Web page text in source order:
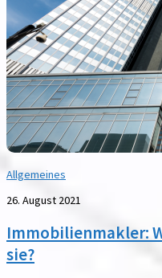
Allgemeines
26. August 2021
Immobilienmakler:
sie?